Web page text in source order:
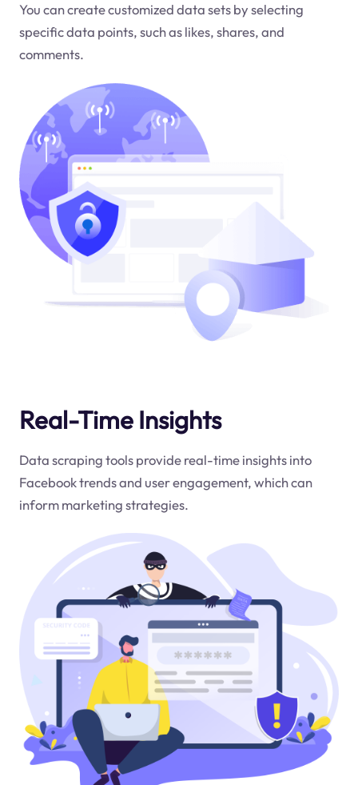
You can create customized data sets by selecting
specific data points, such as likes, shares, and
comments.
Real-Time Insights
Data scraping tools provide real-time insights into
Facebook trends and user engagement, which can
inform marketing strategies.